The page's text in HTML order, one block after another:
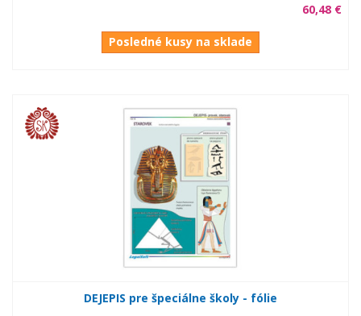
60,48 €
Posledné kusy na sklade
DEJEPIS pre špeciálne školy - fólie